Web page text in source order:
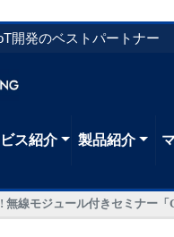
開発のベストパートナー
ス紹介 製品紹介
無線モジュール付きセミナー「